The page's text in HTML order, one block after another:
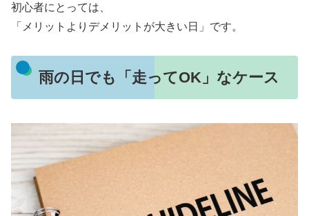
初心者にとっては、
「メリットよりデメリットが大きい日」です。
雨の日でも「走ってOK」なケース